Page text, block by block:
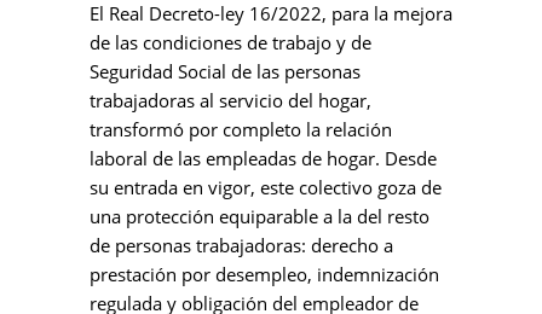
El Real Decreto-ley 16/2022, para la mejora
de las condiciones de trabajo y de
Seguridad Social de las personas
trabajadoras al servicio del hogar,
transformó por completo la relación
laboral de las empleadas de hogar. Desde
su entrada en vigor, este colectivo goza de
una protección equiparable a la del resto
de personas trabajadoras: derecho a
prestación por desempleo, indemnización
regulada y obligación del empleador de